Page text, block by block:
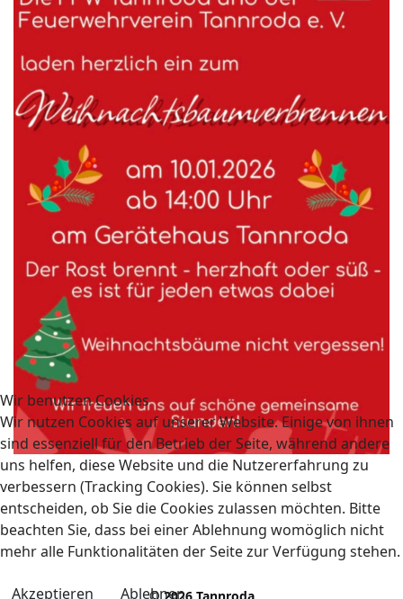
Wir benutzen Cookies
Wir nutzen Cookies auf unserer Website. Einige von ihnen
sind essenziell für den Betrieb der Seite, während andere
uns helfen, diese Website und die Nutzererfahrung zu
verbessern (Tracking Cookies). Sie können selbst
entscheiden, ob Sie die Cookies zulassen möchten. Bitte
beachten Sie, dass bei einer Ablehnung womöglich nicht
mehr alle Funktionalitäten der Seite zur Verfügung stehen.
Akzeptieren Ablehnen